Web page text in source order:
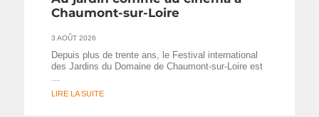
Chaumont-sur-Loire
3 AOÛT 2026
Depuis plus de trente ans, le Festival international
des Jardins du Domaine de Chaumont-sur-Loire est
…
LIRE LA SUITE